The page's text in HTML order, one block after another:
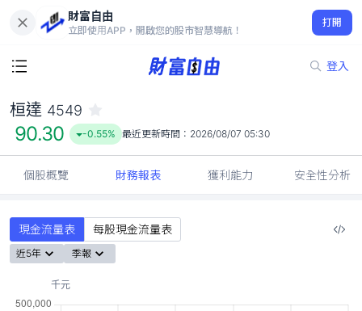
財富自由
立即使用APP，開啟您的股市智慧導航！
打開
登入
90.30
-0.55%
桓達 4549
90.30 -0.55% 最近更新時間： 2026/08/07 05:30
個股概覽 財務報表 獲利能力 安全性分析
現金流量表 每股現金流量表
近5年 季報